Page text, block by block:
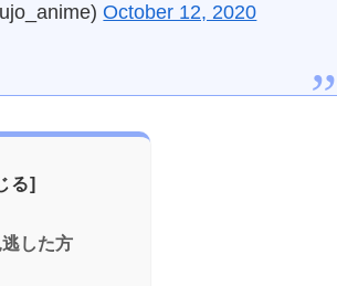
October 12, 2020
逃した方